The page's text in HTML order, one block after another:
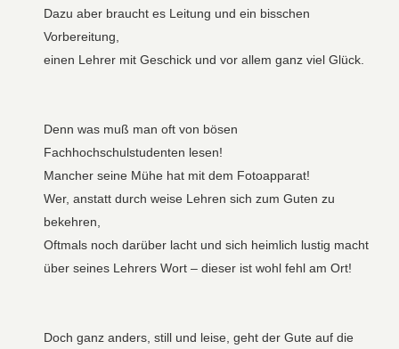
Dazu aber braucht es Leitung und ein bisschen
Vorbereitung,
einen Lehrer mit Geschick und vor allem ganz viel Glück.
Denn was muß man oft von bösen
Fachhochschulstudenten lesen!
Mancher seine Mühe hat mit dem Fotoapparat!
Wer, anstatt durch weise Lehren sich zum Guten zu
bekehren,
Oftmals noch darüber lacht und sich heimlich lustig macht
über seines Lehrers Wort – dieser ist wohl fehl am Ort!
Doch ganz anders, still und leise, geht der Gute auf die